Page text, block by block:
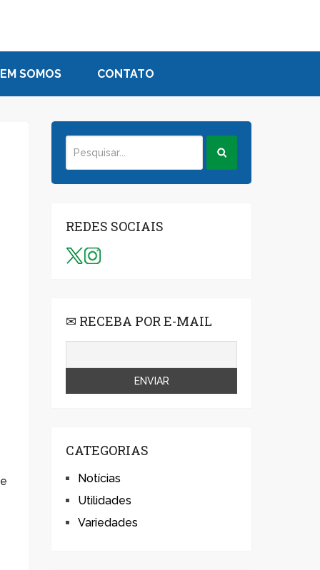
SOMOS CONTATO
REDES SOCIAIS
✉ RECEBA POR E-MAIL
CATEGORIAS
Notícias
Utilidades
Variedades